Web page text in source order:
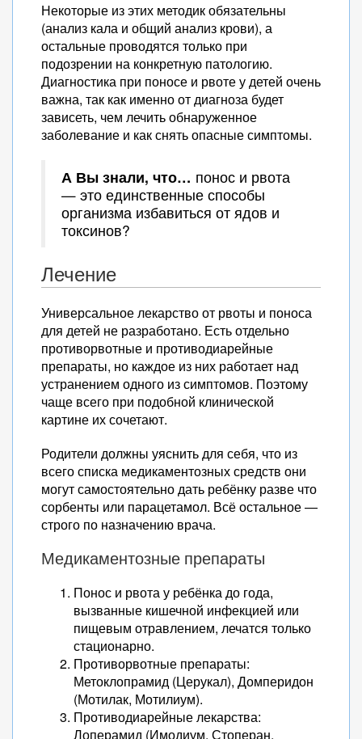
Некоторые из этих методик обязательны
(анализ кала и общий анализ крови), а
остальные проводятся только при
подозрении на конкретную патологию.
Диагностика при поносе и рвоте у детей очень
важна, так как именно от диагноза будет
зависеть, чем лечить обнаруженное
заболевание и как снять опасные симптомы.
А Вы знали, что… понос и рвота
— это единственные способы
организма избавиться от ядов и
токсинов?
Лечение
Универсальное лекарство от рвоты и поноса
для детей не разработано. Есть отдельно
противорвотные и противодиарейные
препараты, но каждое из них работает над
устранением одного из симптомов. Поэтому
чаще всего при подобной клинической
картине их сочетают.
Родители должны уяснить для себя, что из
всего списка медикаментозных средств они
могут самостоятельно дать ребёнку разве что
сорбенты или парацетамол. Всё остальное —
строго по назначению врача.
Медикаментозные препараты
Понос и рвота у ребёнка до года,
вызванные кишечной инфекцией или
пищевым отравлением, лечатся только
стационарно.
Противорвотные препараты:
Метоклопрамид (Церукал), Домперидон
(Мотилак, Мотилиум).
Противодиарейные лекарства:
Лоперамид (Имодиум, Стоперан,